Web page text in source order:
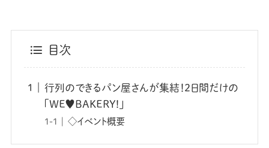
目次
行列のできるパン屋さんが集結！2日間だけの
「WE♥BAKERY!」
◇イベント概要